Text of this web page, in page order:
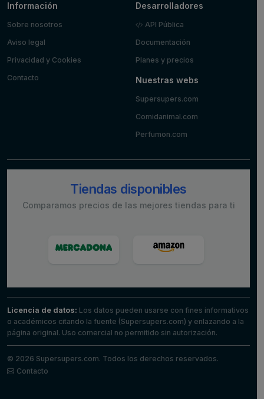
Información
Sobre nosotros
Aviso legal
Privacidad y Cookies
Contacto
Desarrolladores
API Pública
Documentación
Planes y precios
Nuestras webs
Supersupers.com
Comidanimal.com
Perfumon.com
Tiendas disponibles
Comparamos precios de las mejores tiendas para ti
Licencia de datos: Los datos pueden usarse con fines informativos
o académicos citando la fuente (Supersupers.com) y enlazando a la
página original. Uso comercial no permitido sin autorización.
© 2026 Supersupers.com. Todos los derechos reservados.
Contacto